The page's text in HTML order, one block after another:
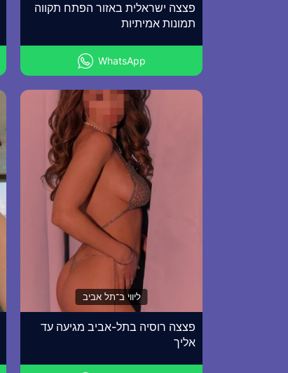
פצצה ישראלית באזור הפתח תקווה
תמונות אמיתיות
WhatsApp
ליווי ב־תל אביב
פצצה רוסיה בתל-אביב מגיעה עד
אליך